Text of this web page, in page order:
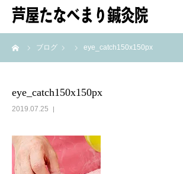
ブログ eye_catch150x150px
eye_catch150x150px
2019.07.25
HOME
メニュー＆料金